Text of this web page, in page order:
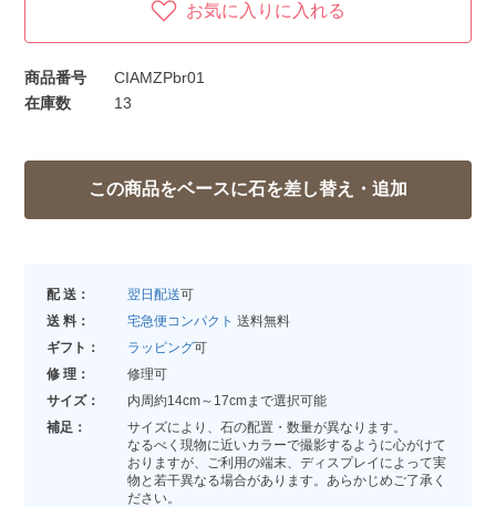
お気に入りに入れる
商品番号
CIAMZPbr01
在庫数
13
配 送： 翌日配送可
送 料：
宅急便コンパクト 送料無料
ギフト：
ラッピング可
修 理：
修理可
サイズ：
内周約14cm～17cmまで選択可能
補足：
サイズにより、石の配置・数量が異なります。
なるべく現物に近いカラーで撮影するように心がけて
おりますが、ご利用の端末、ディスプレイによって実
物と若干異なる場合があります。あらかじめご了承く
ださい。